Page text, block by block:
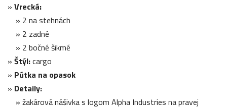
» Vrecká:
» 2 na stehnách
» 2 zadné
» 2 bočné šikmé
» Štýl:cargo
» Pútka na opasok
» Detaily:
» žakárová nášivka s logom Alpha Industries na pravej